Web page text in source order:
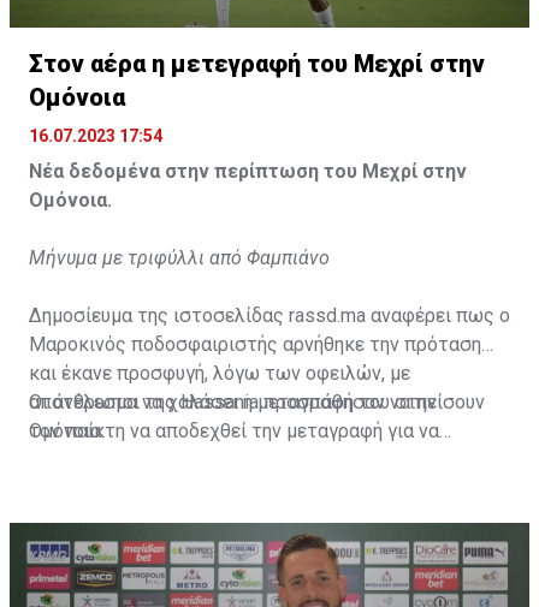
Η δημοσίευση κοινοποιήθηκε από το χρήστη サンフレッチェ
Στον αέρα η μετεγραφή του Μεχρί στην
Ομόνοια
16.07.2023 17:54
Νέα δεδομένα στην περίπτωση του Μεχρί στην
Ομόνοια.
Μήνυμα με τριφύλλι από Φαμπιάνο
Δημοσίευμα της ιστοσελίδας rassd.ma αναφέρει πως ο
Μαροκινός ποδοσφαιριστής αρνήθηκε την πρόταση
και έκανε προσφυγή, λόγω των οφειλών, με
αποτέλεσμα να χαλάσει η μεταγραφή του στην
Ομόνοια.
Οι άνθρωποι της Hassania προσπάθησαν να πείσουν
τον παίκτη να αποδεχθεί την μεταγραφή για να
ελεύθερα σε οποιαδήποτε νέα ομάδα το τρέχον
καλοκαίρι.